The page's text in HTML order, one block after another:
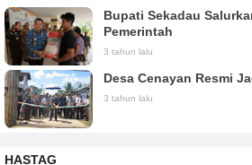
Bupati Sekadau
Pemerintah
3 tahun lalu
Desa Cenayan Resmi
3 tahun lalu
HASTAG